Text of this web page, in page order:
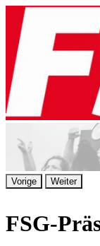
Vorige Weiter
FSG-